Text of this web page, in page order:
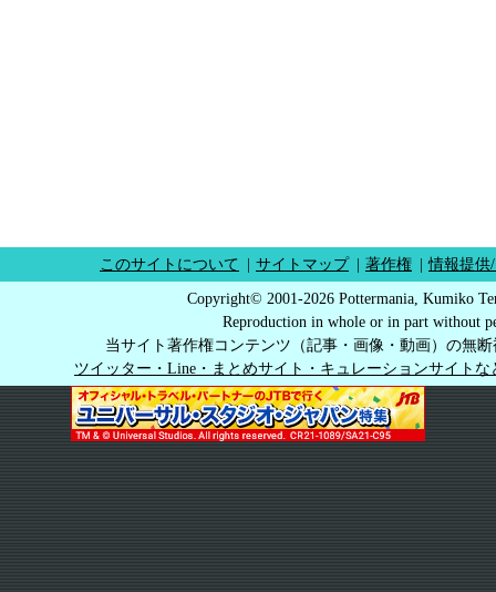
このサイトについて サイトマップ 著作権 情報提供
Copyright© 2001-2026 Pottermania, Kumiko
Reproduction in whole or in part without
当サイト著作権コンテンツ（記事・画像・動画）の無
ツイッター・Line・まとめサイト・キュレーションサイト